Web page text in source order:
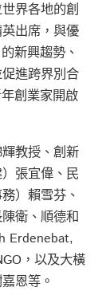
界各地的創
出席，與優
新興趨勢、
進跨界別合
創業家開啟
教授、創新
張宜偉、民
）賴雪芬、
衛、順德和
Erdenebat,
，以及大橫
恩等。